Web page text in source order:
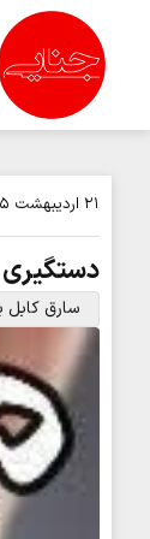
۲۱ اردیبهشت ۱۴۰۵
دستگیری
سارق کابل